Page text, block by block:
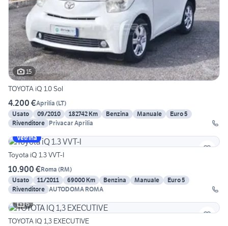
15
TOYOTA iQ 1.0 Sol
4.200 €Aprilia (LT)
Usato
09/2010 182742 Km Benzina Manuale
Euro 5
Rivenditore Privacar Aprilia
Vetrina
Toyota iQ 1.3 VVT-I
10.900 €Roma (RM)
Usato
11/2011 69000 Km Benzina Manuale
Euro 5
Rivenditore AUTODOMA ROMA
6
TOYOTA IQ 1,3 EXECUTIVE